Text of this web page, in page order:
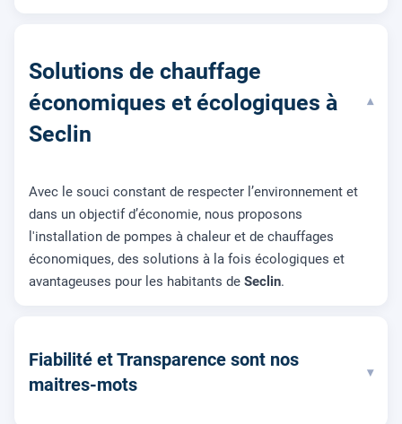
Solutions de chauffage
économiques et écologiques à
Seclin
▾
Avec le souci constant de respecter l’environnement et
dans un objectif d’économie, nous proposons
l'installation de pompes à chaleur et de chauffages
économiques, des solutions à la fois écologiques et
avantageuses pour les habitants de Seclin.
Fiabilité et Transparence sont nos
maitres-mots
▾